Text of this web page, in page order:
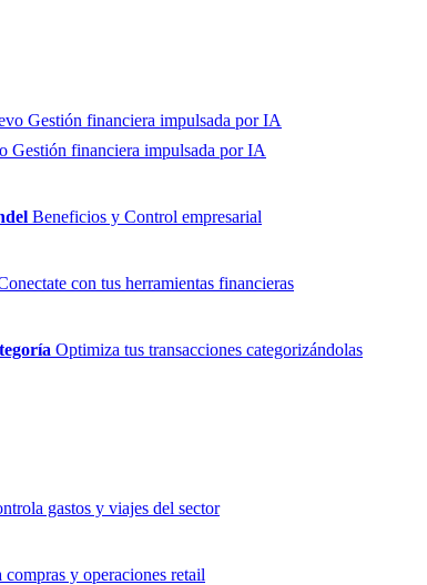
Gestión financiera impulsada por IA
Gestión financiera impulsada por IA
Beneficios y Control empresarial
con tus herramientas financieras
Optimiza tus transacciones categorizándolas
gastos y viajes del sector
compras y operaciones retail